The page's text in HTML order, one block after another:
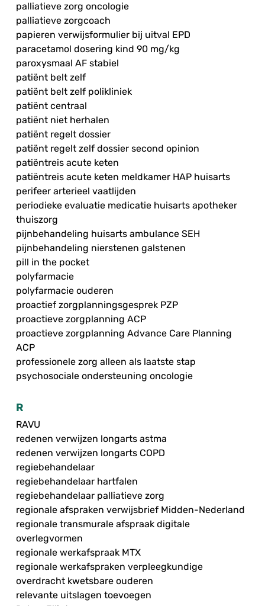
palliatieve zorg oncologie
palliatieve zorgcoach
papieren verwijsformulier bij uitval EPD
paracetamol dosering kind 90 mg/kg
paroxysmaal AF stabiel
patiënt belt zelf
patiënt belt zelf polikliniek
patiënt centraal
patiënt niet herhalen
patiënt regelt dossier
patiënt regelt zelf dossier second opinion
patiëntreis acute keten
patiëntreis acute keten meldkamer HAP huisarts
perifeer arterieel vaatlijden
periodieke evaluatie medicatie huisarts apotheker
thuiszorg
pijnbehandeling huisarts ambulance SEH
pijnbehandeling nierstenen galstenen
pill in the pocket
polyfarmacie
polyfarmacie ouderen
proactief zorgplanningsgesprek PZP
proactieve zorgplanning ACP
proactieve zorgplanning Advance Care Planning
ACP
professionele zorg alleen als laatste stap
psychosociale ondersteuning oncologie
R
RAVU
redenen verwijzen longarts astma
redenen verwijzen longarts COPD
regiebehandelaar
regiebehandelaar hartfalen
regiebehandelaar palliatieve zorg
regionale afspraken verwijsbrief Midden-Nederland
regionale transmurale afspraak digitale
overlegvormen
regionale werkafspraak MTX
regionale werkafspraken verpleegkundige
overdracht kwetsbare ouderen
relevante uitslagen toevoegen